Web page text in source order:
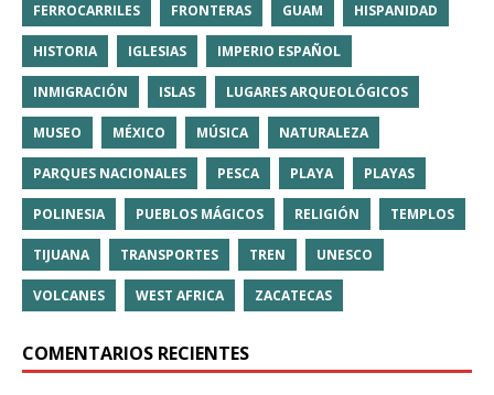
FERROCARRILES FRONTERAS GUAM HISPANIDAD
HISTORIA IGLESIAS IMPERIO ESPAÑOL
INMIGRACIÓN ISLAS LUGARES ARQUEOLÓGICOS
MUSEO MÉXICO MÚSICA NATURALEZA
PARQUES NACIONALES PESCA PLAYA PLAYAS
POLINESIA PUEBLOS MÁGICOS RELIGIÓN TEMPLOS
TIJUANA TRANSPORTES TREN UNESCO
VOLCANES WEST AFRICA ZACATECAS
COMENTARIOS RECIENTES